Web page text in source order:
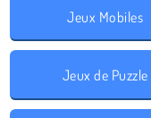
Jeux Mobiles
Jeux de Puzzle